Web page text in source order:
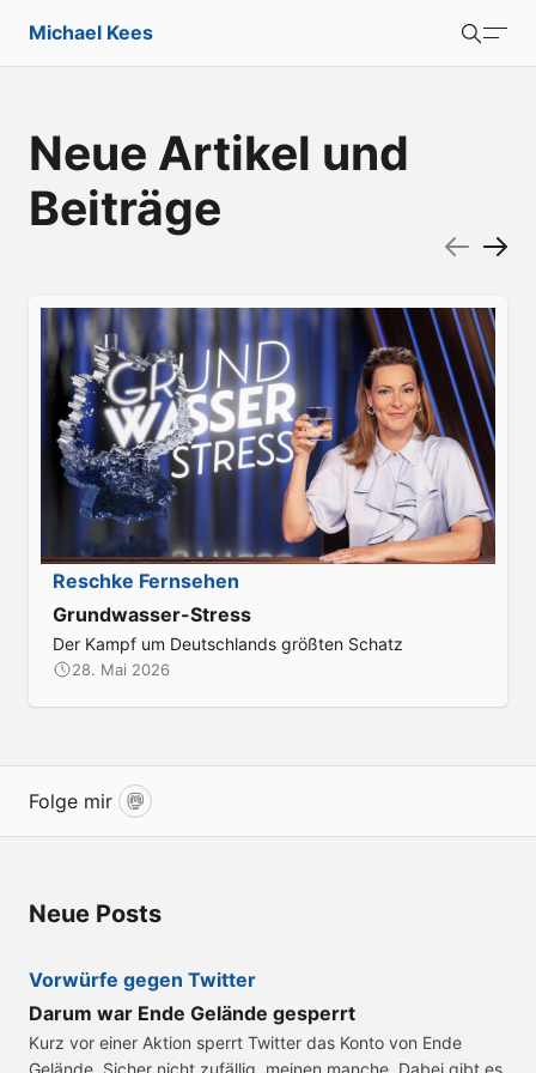
Michael Kees
Blog
Über mich
Neue Artikel und
Beiträge
Reschke Fernsehen
Grundwasser-Stress
Der Kampf um Deutschlands größten Schatz
28. Mai 2026
Folge mir Mastodon
Neue Posts
Vorwürfe gegen Twitter:
Darum war Ende Gelände gesperrt
Kurz vor einer Aktion sperrt Twitter das Konto von Ende
Gelände. Sicher nicht zufällig, meinen manche. Dabei gibt es